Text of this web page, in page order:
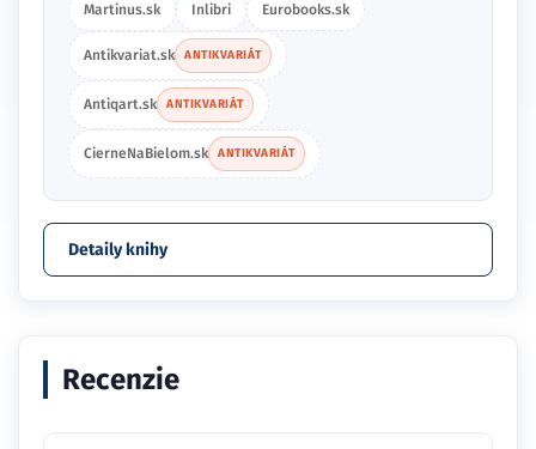
Martinus.sk Inlibri Eurobooks.sk
Antikvariat.sk ANTIKVARIÁT
Antiqart.sk ANTIKVARIÁT
CierneNaBielom.sk ANTIKVARIÁT
Detaily knihy
Recenzie